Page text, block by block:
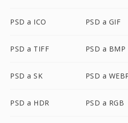
PSD a ICO PSD a GIF
PSD a TIFF PSD a BMP
PSD a SK PSD a
PSD a HDR PSD a RGB